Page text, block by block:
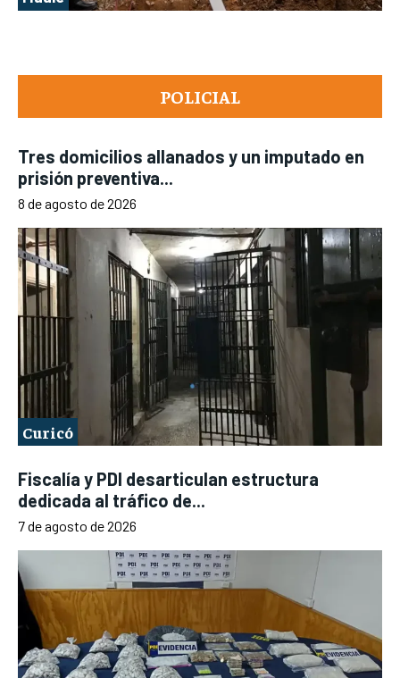
POLICIAL
Tres domicilios allanados y un imputado en
prisión preventiva...
8 de agosto de 2026
Curicó
Fiscalía y PDI desarticulan estructura
dedicada al tráfico de...
7 de agosto de 2026